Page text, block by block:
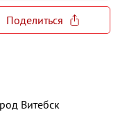
Поделиться
Витебск